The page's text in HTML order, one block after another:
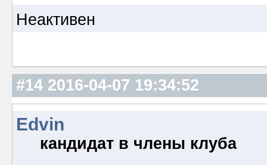
Неактивен
#14 2016-04-07 19:34:52
Edvin
кандидат в члены клуба